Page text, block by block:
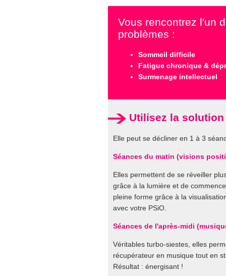
Vous rencontrez l'un
problèmes :
Sommeil difficile
Fatigue chronique &
Surmenage intellectuel
Utilisez la solution
Elle peut se décliner en 1 à 3
Séances du matin (visions
Elles permettent de se réveiller
grâce à la lumière et de
pleine forme grâce à la
avec votre PSiO.
Séances de l'après-midi
Véritables turbo-siestes, elles
récupérateur en musique tout en
Résultat : énergisant !